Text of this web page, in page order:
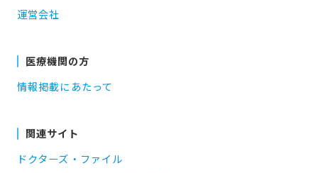
運営会社
医療機関の方
情報掲載にあたって
関連サイト
ドクターズ・ファイル